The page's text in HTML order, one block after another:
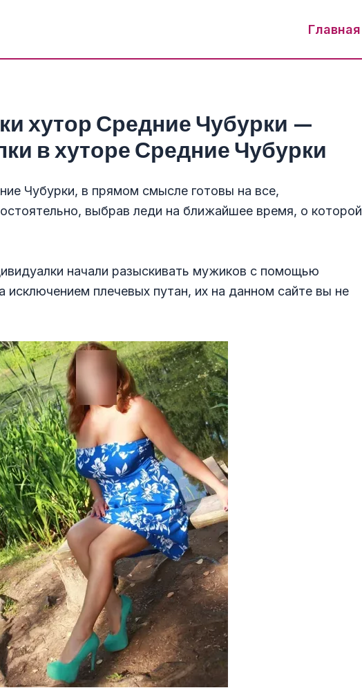
Главная
хутор Средние Чубурки —
в хуторе Средние Чубурки
Чубурки, в прямом смысле готовы на все,
выбрав леди на ближайшее время, о которой
начали разыскивать мужиков с помощью
исключением плечевых путан, их на данном сайте вы не